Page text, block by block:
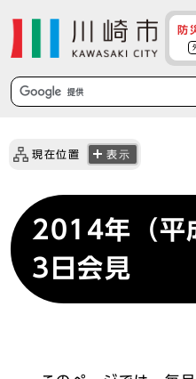
防
現在位置 表示
2014年（平
3日会見